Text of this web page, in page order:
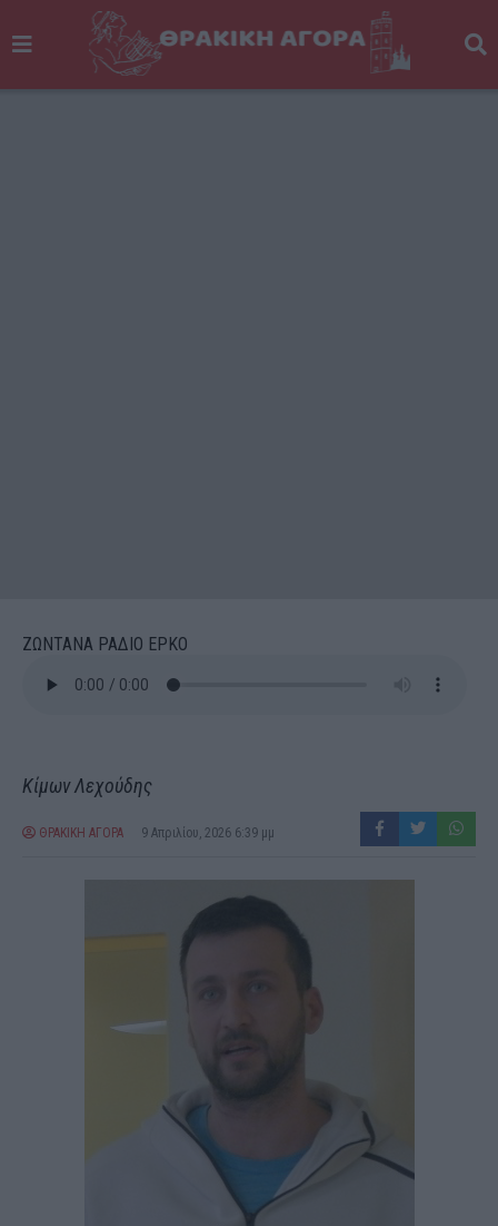
ΖΩΝΤΑΝΑ ΡΑΔΙΟ ΕΡΚΟ
Κίμων Λεχούδης
ΘΡΑΚΙΚΗ ΑΓΟΡΑ 9 Απριλίου, 2026 6:39 μμ